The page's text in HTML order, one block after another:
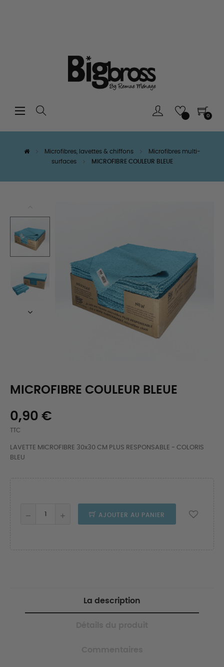
Basculer
navigation
☰ 0
Microfibres, lavettes & chiffons
Microfibres multi-
surfaces
MICROFIBRE COULEUR BLEUE
MICROFIBRE COULEUR BLEUE
0,90 €
TTC
LAVETTE MICROFIBRE 30x30 CM PLUS RESPONSABLE - COLORIS
BLEU
AJOUTER AU PANIER
La description